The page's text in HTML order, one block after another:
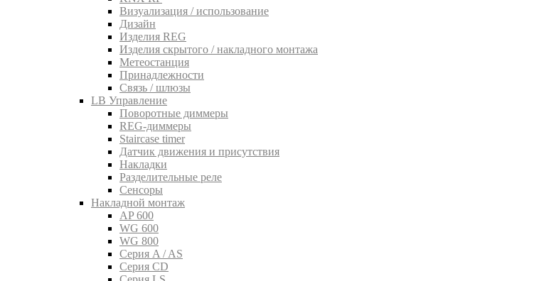
Визуализация / использование
Дизайн
Изделия REG
Изделия скрытого / накладного монтажа
Метеостанция
Принадлежности
Связь / шлюзы
LB Управление
Поворотные диммеры
REG-диммеры
Staircase timer
Датчик движения и присутствия
Накладки
Разделительные реле
Сенсоры
Накладной монтаж
AP 600
WG 600
WG 800
Серия A / AS
Серия CD